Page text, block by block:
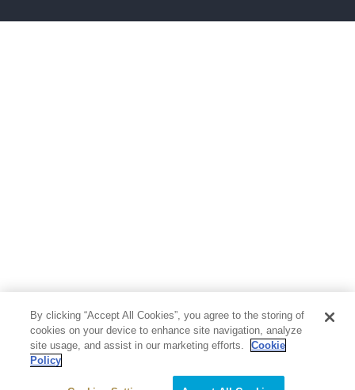
芸術・アート 映画・音楽・演劇
写真集 教養
医学・福祉
By clicking “Accept All Cookies”, you agree to the storing of
cookies on your device to enhance site navigation, analyze
site usage, and assist in our marketing efforts.
Cookie
Policy